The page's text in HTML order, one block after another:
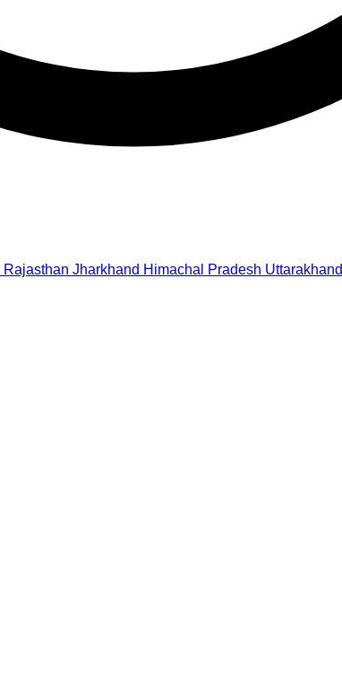
Rajasthan Jharkhand Himachal Pradesh Uttarakhand